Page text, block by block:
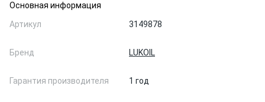
Основная информация
Артикул
3149878
Бренд LUKOIL
Гарантия производителя 1 год